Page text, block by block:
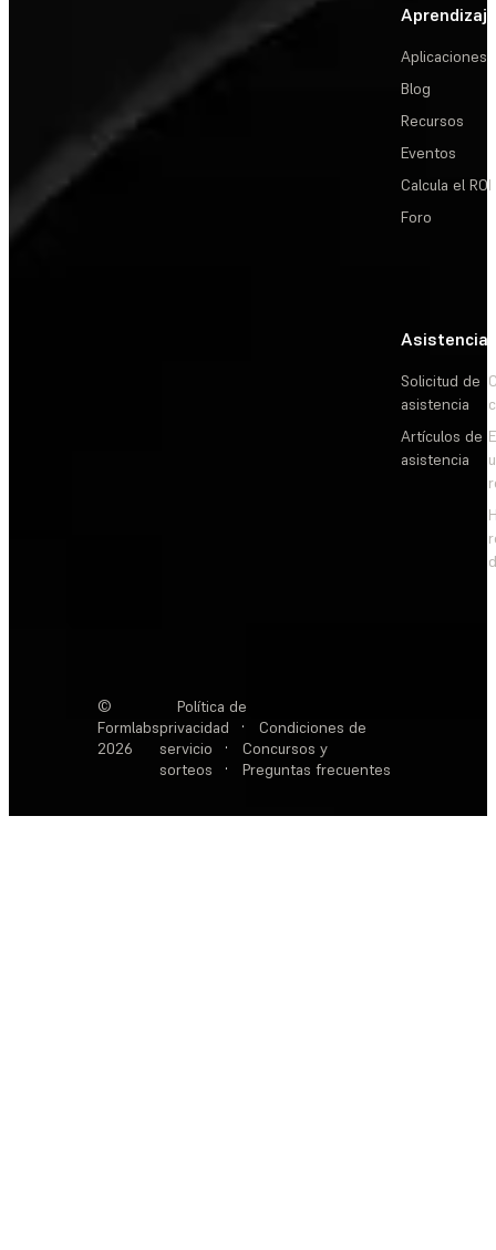
Aprendizaje
Aplicaciones
Blog
Recursos
Eventos
Calcula el ROI
Foro
Asistencia
Solicitud de
asistencia
Artículos de
asistencia
©
Formlabs
2026
Política de
privacidad
·
Condiciones de
servicio
·
Concursos y
sorteos
· Preguntas frecuentes